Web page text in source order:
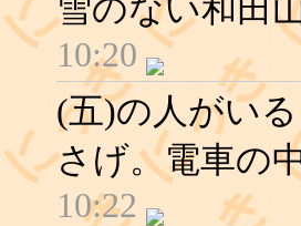
雪のない和田
10:20
(五)の人がい
さげ。電車の
10:22